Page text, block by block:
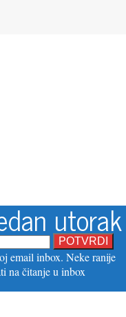
utorak
email inbox. Neke ranije
na čitanje u inbox